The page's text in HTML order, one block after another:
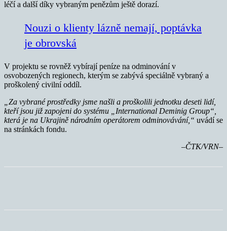
léčí a další díky vybraným penězům ještě dorazí.
Nouzi o klienty lázně nemají, poptávka
je obrovská
V projektu se rovněž vybírají peníze na odminování v
osvobozených regionech, kterým se zabývá speciálně vybraný a
proškolený civilní oddíl.
„Za vybrané prostředky jsme našli a proškolili jednotku deseti lidí,
kteří jsou již zapojeni do systému „International Deminig Group“,
která je na Ukrajině národním operátorem odminovávání,“ uvádí se
na stránkách fondu.
–ČTK/VRN–